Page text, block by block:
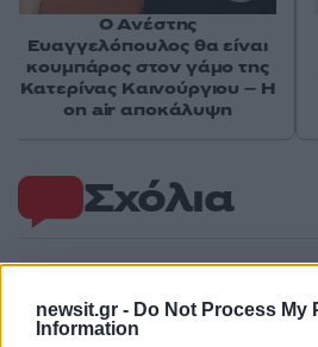
newsit.gr - Do Not Process My
Information
Σχόλια
Ο Ανέστης
Ευαγγελόπουλος θα είναι
κουμπάρος στον γάμο της
Κατερίνας Καινούργιου – Η
on air αποκάλυψη